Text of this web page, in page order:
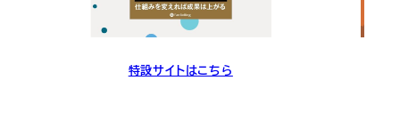
特設サイトはこちら